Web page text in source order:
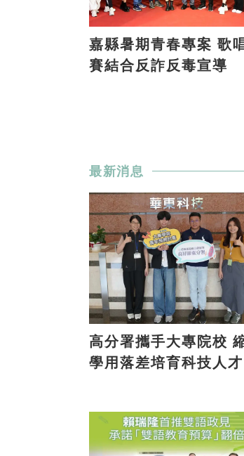
嘉縣暑期青春專案 歌唱競
賽結合反詐反毒宣導
最新消息
高分署攜手大專院校 縮短
學用落差培育科技人才